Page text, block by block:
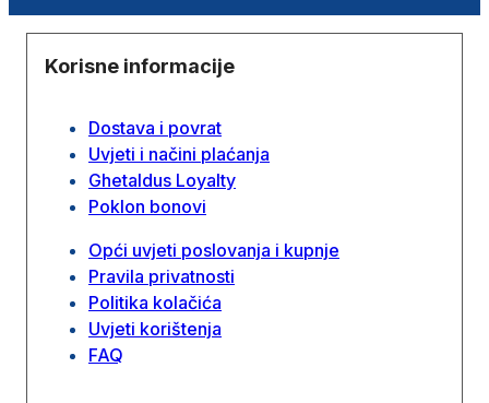
Korisne informacije
Dostava i povrat
Uvjeti i načini plaćanja
Ghetaldus Loyalty
Poklon bonovi
Opći uvjeti poslovanja i kupnje
Pravila privatnosti
Politika kolačića
Uvjeti korištenja
FAQ